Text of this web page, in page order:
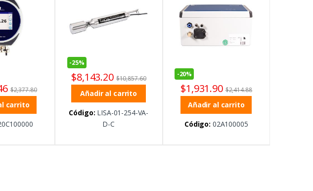
$2,377.80
carrito
-25%
$8,143.20 $10,857.60
Añadir al carrito
Código: LISA-01-254-VA-
D-C
-20%
$1,931.90 $2,414.88
Añadir al carrito
Código: 02A100005